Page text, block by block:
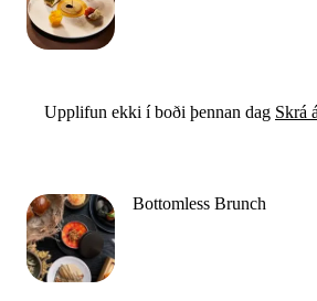
Upplifun ekki í boði þennan dag Skrá
Bottomless Brunch